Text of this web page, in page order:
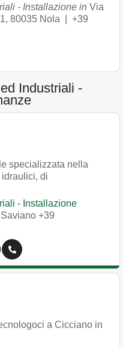
- Installazione in Via
, 80035 Nola
+39
Industriali -
specializzata nella
di
- Installazione
Saviano +39
a Cicciano in